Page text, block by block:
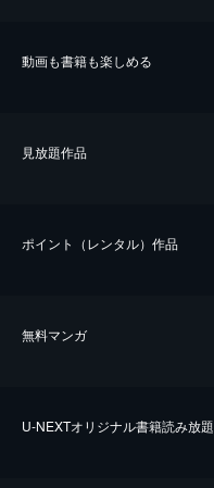
動画も書籍も楽しめる
⾒放題作品
ポイント（レンタル）作品
無料マンガ
U-NEXTオリジナル書籍読み放題